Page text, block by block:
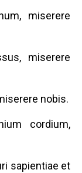
miserere
miserere
nobis.
cordium,
sapientiae et